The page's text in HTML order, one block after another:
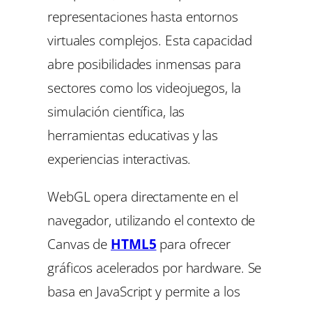
representaciones hasta entornos
virtuales complejos. Esta capacidad
abre posibilidades inmensas para
sectores como los videojuegos, la
simulación científica, las
herramientas educativas y las
experiencias interactivas.
WebGL opera directamente en el
navegador, utilizando el contexto de
Canvas de HTML5 para ofrecer
gráficos acelerados por hardware. Se
basa en JavaScript y permite a los